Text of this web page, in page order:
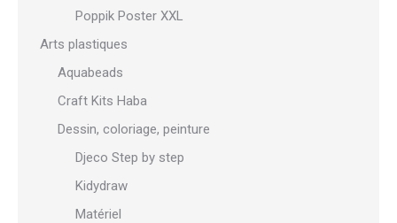
Poppik Poster XXL
Arts plastiques
Aquabeads
Craft Kits Haba
Dessin, coloriage, peinture
Djeco Step by step
Kidydraw
Matériel